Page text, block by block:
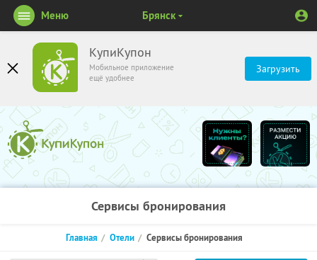
КупиКупон
Мобильное приложение
ещё удобнее
Загрузить
Меню Брянск
Сервисы бронирования
Главная Отели Сервисы бронирования